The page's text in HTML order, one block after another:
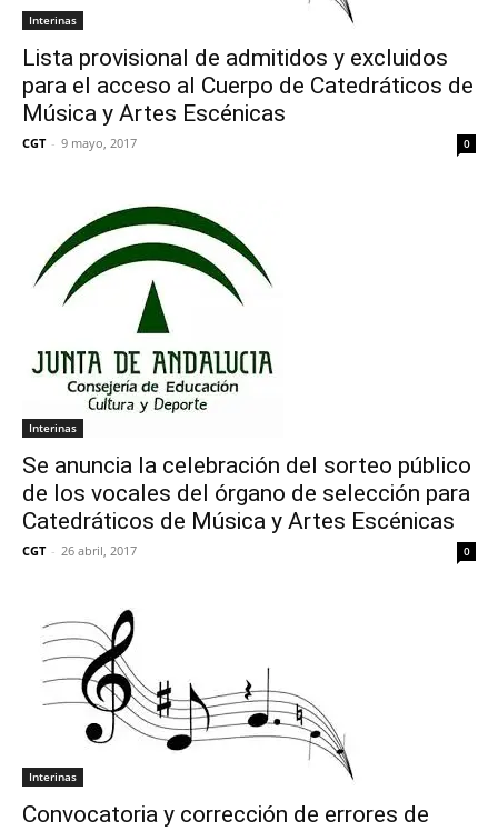
Interinas
Lista provisional de admitidos y excluidos
para el acceso al Cuerpo de Catedráticos de
Música y Artes Escénicas
CGT - 9 mayo, 2017 0
Interinas
Se anuncia la celebración del sorteo público
de los vocales del órgano de selección para
Catedráticos de Música y Artes Escénicas
CGT - 26 abril, 2017 0
Interinas
Convocatoria y corrección de errores de